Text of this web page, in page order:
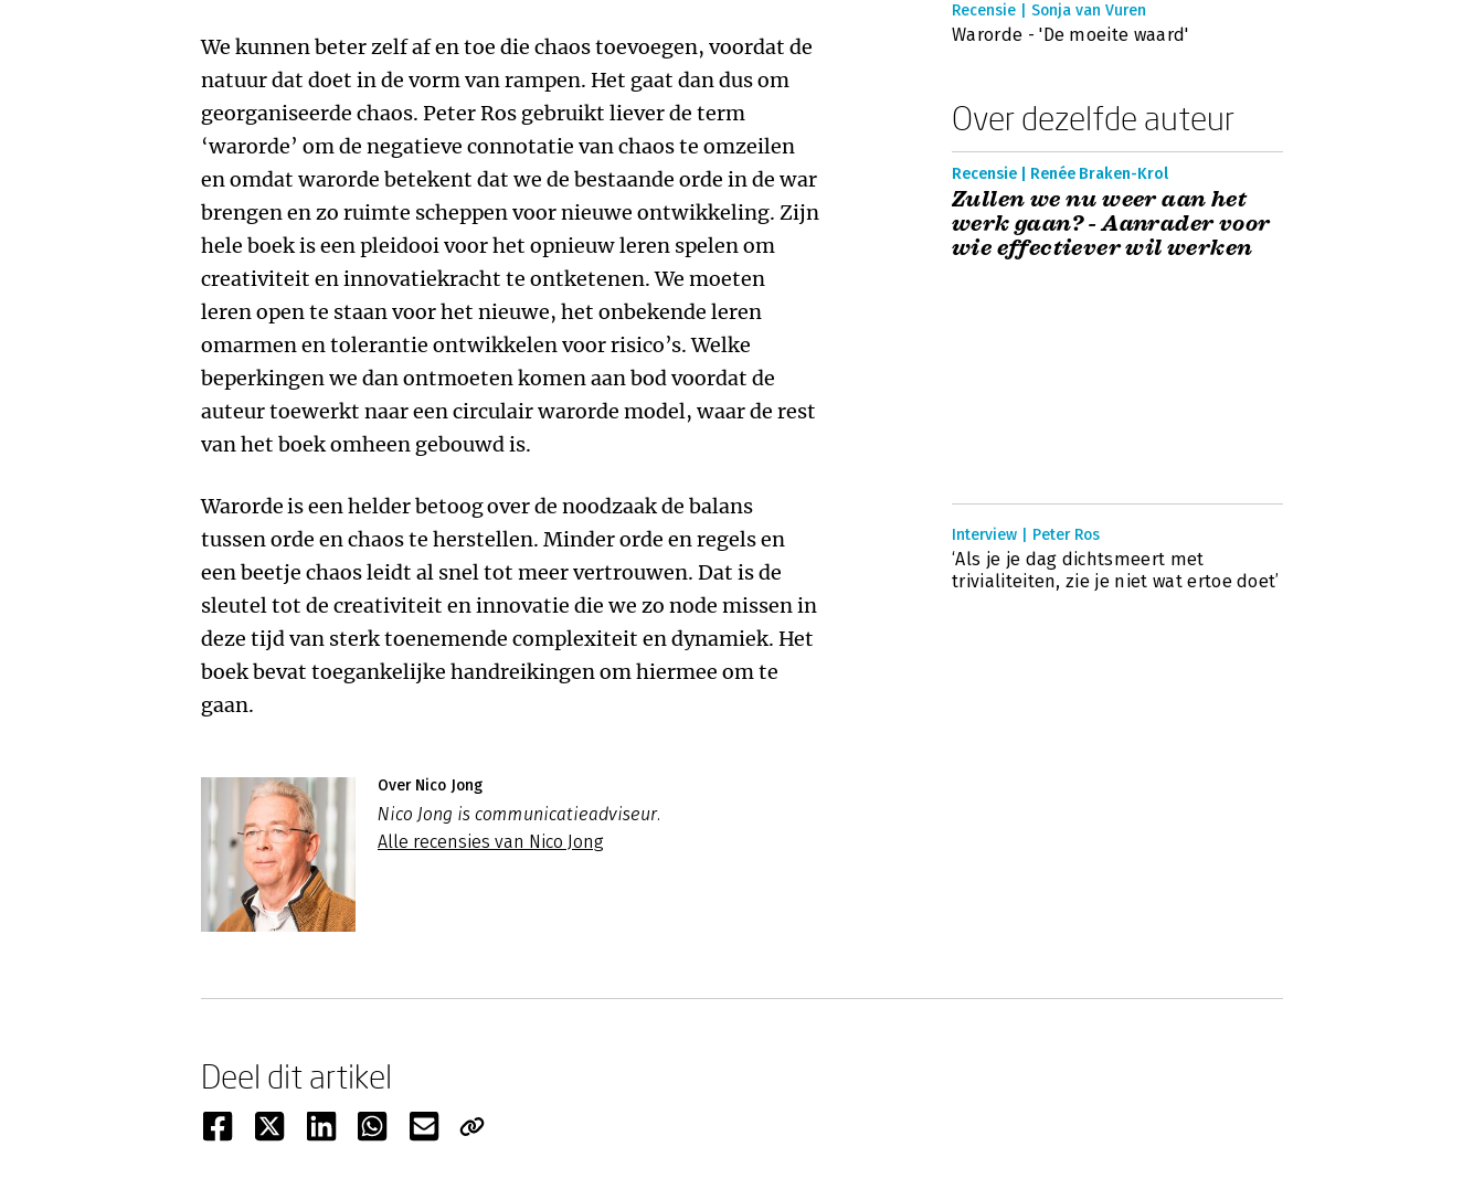
We kunnen beter zelf af en toe die chaos toevoegen, voordat de
natuur dat doet in de vorm van rampen. Het gaat dan dus om
georganiseerde chaos. Peter Ros gebruikt liever de term
‘warorde’ om de negatieve connotatie van chaos te omzeilen
en omdat warorde betekent dat we de bestaande orde in de war
brengen en zo ruimte scheppen voor nieuwe ontwikkeling. Zijn
hele boek is een pleidooi voor het opnieuw leren spelen om
creativiteit en innovatiekracht te ontketenen. We moeten
leren open te staan voor het nieuwe, het onbekende leren
omarmen en tolerantie ontwikkelen voor risico’s. Welke
beperkingen we dan ontmoeten komen aan bod voordat de
auteur toewerkt naar een circulair warorde model, waar de rest
van het boek omheen gebouwd is.
Warordeis een helder betoogover de noodzaak de balans
tussen orde en chaos te herstellen. Minder orde en regels en
een beetje chaos leidt al snel tot meer vertrouwen. Dat is de
sleutel tot de creativiteit en innovatie die we zo node missen in
deze tijd van sterk toenemende complexiteit en dynamiek. Het
boek bevat toegankelijke handreikingen om hiermee om te
gaan.
Over Nico Jong
Nico Jong is communicatieadviseur.
Alle recensies van Nico Jong
Recensie | Sonja van Vuren
Warorde - 'De moeite waard'
Over dezelfde auteur
Recensie | Renée Braken-Krol
Zullen we nu weer aan het
werk gaan? - Aanrader voor
wie effectiever wil werken
Interview | Peter Ros
‘Als je je dag dichtsmeert met
trivialiteiten, zie je niet wat ertoe doet’
Deel dit artikel